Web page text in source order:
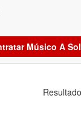
Músico A